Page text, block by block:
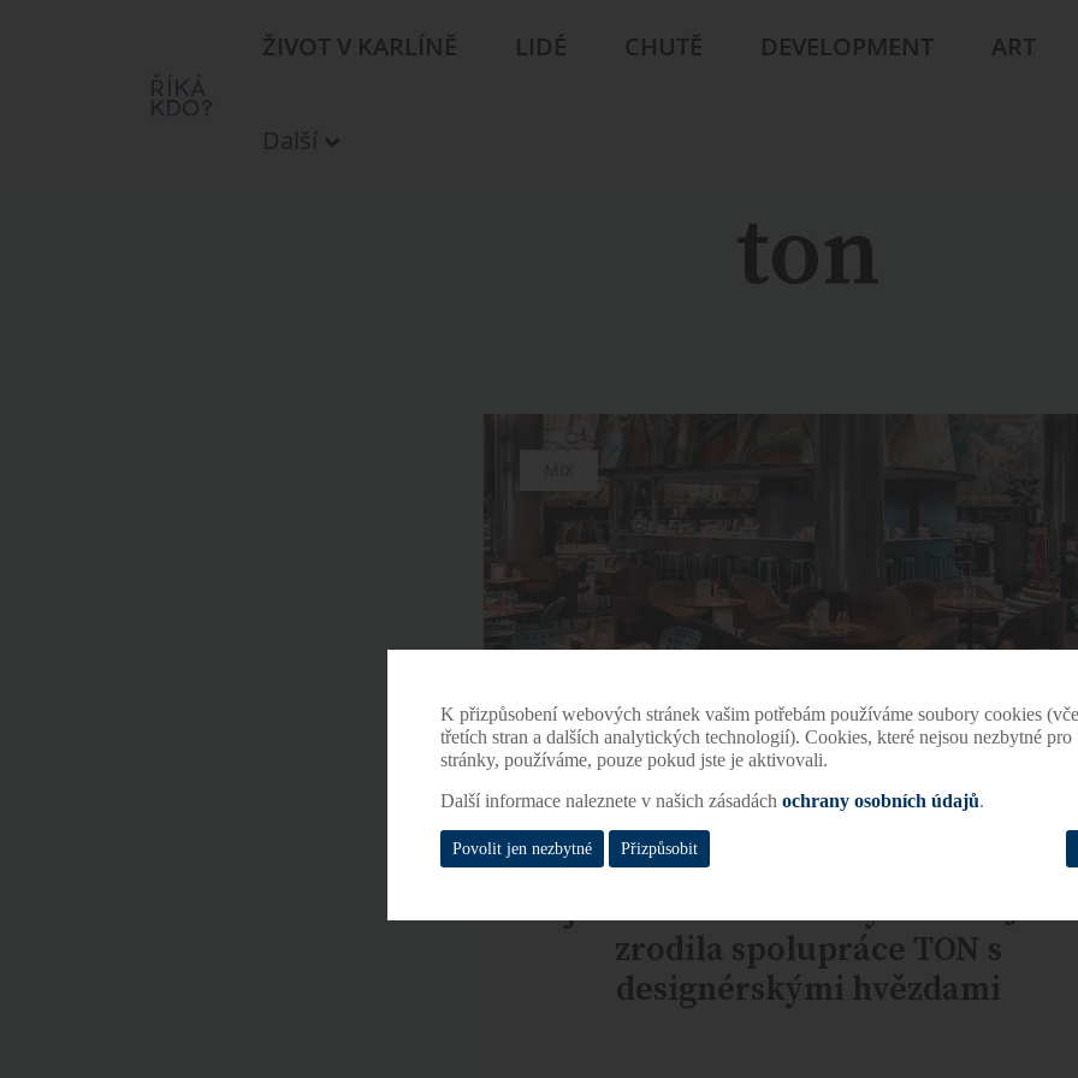
ŽIVOT V KARLÍNĚ LIDÉ CHUTĚ DEVELOPMENT ART
Další
ton
Přijedou tři Švédi do Bystřice... Jak
zrodila spolupráce TON s
designérskými hvězdami
K přizpůsobení webových stránek vašim potřebám používáme soubory cookies
třetích stran a dalších analytických technologií). Cookies, které nejsou nezbytné
stránky, používáme, pouze pokud jste je aktivovali.
Další informace naleznete v našich zásadách ochrany osobních údajů.
Povolit jen nezbytné Přizpůsobit